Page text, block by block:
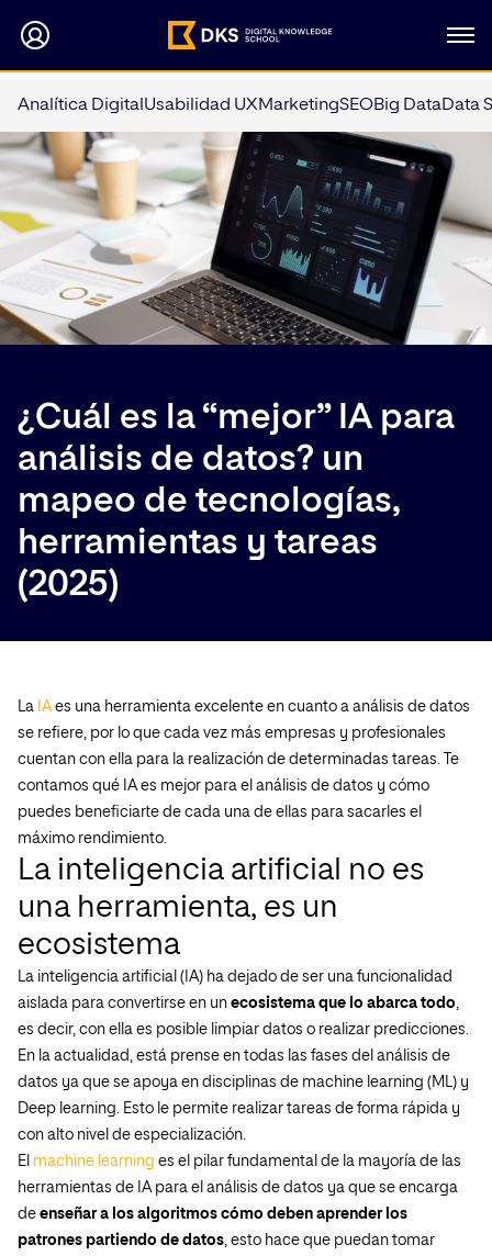
Analítica Digital Usabilidad UXMarketingSEOBig DataData
¿Cuál es la “mejor” IA para
análisis de datos? un
mapeo de tecnologías,
herramientas y tareas
(2025)
La IAes una herramienta excelente en cuanto a análisis de datos
se refiere, por lo que cada vez más empresas y profesionales
cuentan con ella para la realización de determinadas tareas. Te
contamos qué IA es mejor para el análisis de datos y cómo
puedes beneficiarte de cada una de ellas para sacarles el
máximo rendimiento.
La inteligencia artificial no es
una herramienta, es un
ecosistema
La inteligencia artificial (IA) ha dejado de ser una funcionalidad
aislada para convertirse en un ecosistema que lo abarca todo,
es decir, con ella es posible limpiar datos o realizar predicciones.
En la actualidad, está prense en todas las fases del análisis de
datos ya que se apoya en disciplinas de machine learning (ML) y
Deep learning. Esto le permite realizar tareas de forma rápida y
con alto nivel de especialización.
El machine learning es el pilar fundamental de la mayoría de las
herramientas de IA para el análisis de datos ya que se encarga
de enseñar a los algoritmos cómo deben aprender los
patrones partiendo de datos, esto hace que puedan tomar